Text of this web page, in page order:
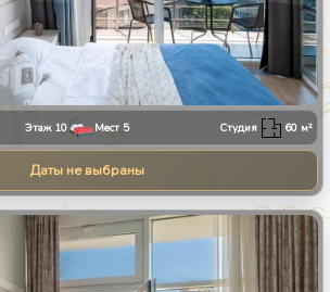
Этаж 10 Мест 5 Студия 60 м²
Даты не выбраны
1/23